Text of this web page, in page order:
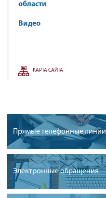
области
Видео
КАРТА САЙТА
Прямые телефонные линии
Электронные обращения